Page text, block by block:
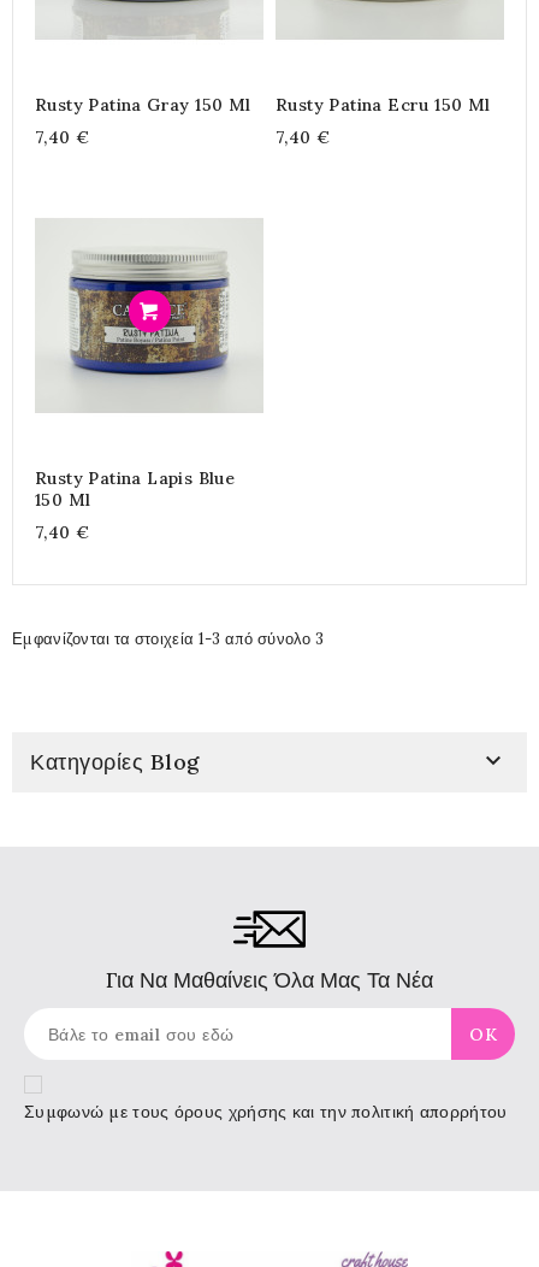
Rusty Patina Gray 150 Ml
7,40 €
Rusty Patina Ecru 150 Ml
7,40 €
Rusty Patina Lapis Blue
150 Ml
7,40 €
Εμφανίζονται τα στοιχεία 1-3 από σύνολο 3
Κατηγορίες Blog 
Για Να Μαθαίνεις Όλα Μας Τα Νέα
Συμφωνώ με τους όρους χρήσης και την πολιτική απορρήτου